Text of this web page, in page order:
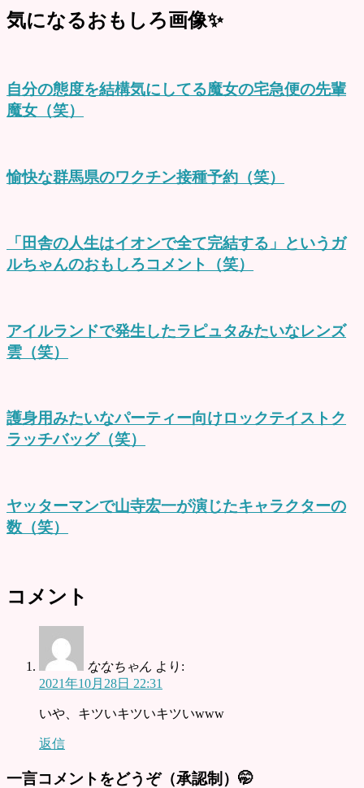
気になるおもしろ画像✨
自分の態度を結構気にしてる魔女の宅急便の先輩
魔女（笑）
愉快な群馬県のワクチン接種予約（笑）
「田舎の人生はイオンで全て完結する」というガ
ルちゃんのおもしろコメント（笑）
アイルランドで発生したラピュタみたいなレンズ
雲（笑）
護身用みたいなパーティー向けロックテイストク
ラッチバッグ（笑）
ヤッターマンで山寺宏一が演じたキャラクターの
数（笑）
コメント
ななちゃん より:
2021年10月28日 22:31
いや、キツいキツいキツいwww
返信
一言コメントをどうぞ（承認制）🤭